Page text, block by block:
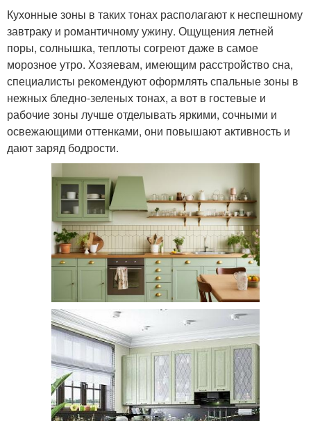
Кухонные зоны в таких тонах располагают к неспешному
завтраку и романтичному ужину. Ощущения летней
поры, солнышка, теплоты согреют даже в самое
морозное утро. Хозяевам, имеющим расстройство сна,
специалисты рекомендуют оформлять спальные зоны в
нежных бледно-зеленых тонах, а вот в гостевые и
рабочие зоны лучше отделывать яркими, сочными и
освежающими оттенками, они повышают активность и
дают заряд бодрости.